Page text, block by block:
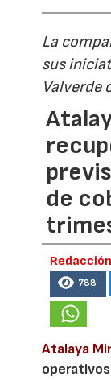
La
sus
Valverde
de
788
Atalaya